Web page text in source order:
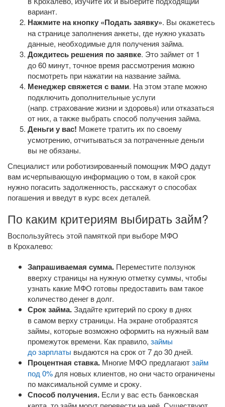
вариант.
Нажмите на кнопку «Подать заявку». Вы окажетесь
на странице заполнения анкеты, где нужно указать
данные, необходимые для получения займа.
Дождитесь решения по заявке. Это займет от 1
до 60 минут, точное время рассмотрения можно
посмотреть при нажатии на название займа.
Менеджер свяжется с вами. На этом этапе можно
подключить дополнительные услуги
(напр. страхование жизни и здоровья) или отказаться
от них, а также выбрать способ получения займа.
Деньги у вас! Можете тратить их по своему
усмотрению, отчитываться за потраченные деньги
вы не обязаны.
Специалист или роботизированный помощник МФО дадут
вам исчерпывающую информацию о том, в какой срок
нужно погасить задолженность, расскажут о способах
погашения и введут в курс всех деталей.
По каким критериям выбирать займ?
Воспользуйтесь этой памяткой при выборе МФО
в Крохалево:
Запрашиваемая сумма. Переместите ползунок
вверху страницы на нужную отметку суммы, чтобы
узнать какие МФО готовы предоставить вам такое
количество денег в долг.
Срок займа.Задайте критерий по сроку в днях
в самом верху страницы. На экране отобразятся
займы, которые возможно оформить на нужный вам
промежуток времени. Как правило, займы
до зарплаты выдаются на срок от 7 до 30 дней.
Процентная ставка. Многие МФО предлагаютзайм
под 0% для новых клиентов, но они часто ограничены
по максимальной сумме и сроку.
Способ получения. Если у вас есть банковская